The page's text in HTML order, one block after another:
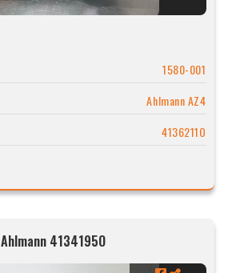
1580-001
Ahlmann AZ4
4136211O
Ahlmann 4134195O